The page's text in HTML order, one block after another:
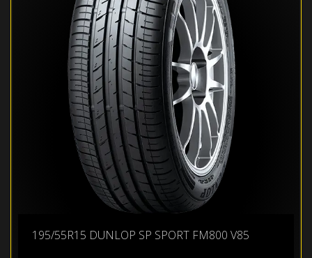
195/55R15 DUNLOP SP SPORT FM800 V85